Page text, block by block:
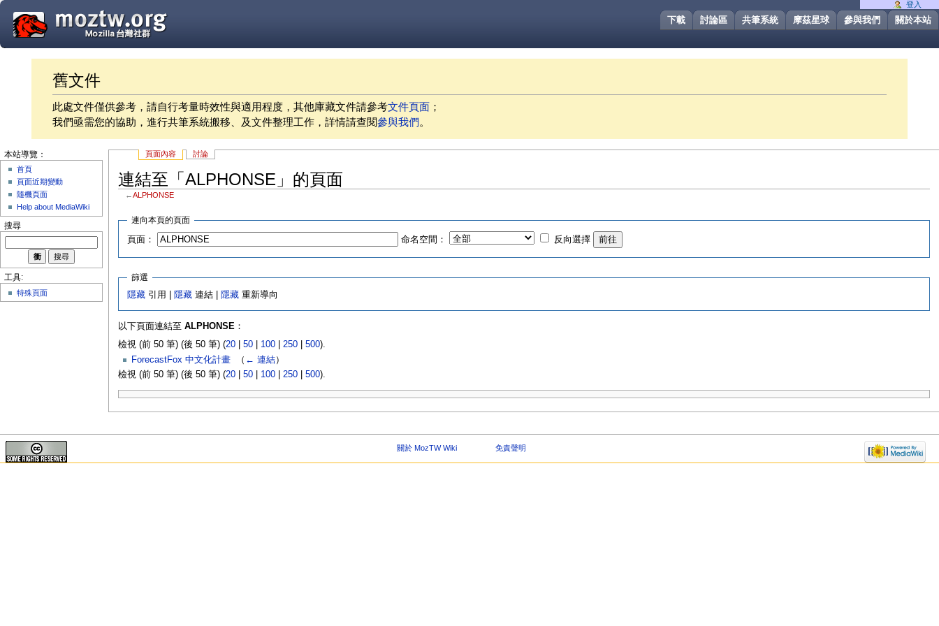
關於本站
參與我們
摩茲星球
共筆系統
討論區
下載
舊文件
此處文件僅供參考，請自行考量時效性與適用程度，其他庫藏文件請參考文件頁面 ；
我們亟需您的協助，進行共筆系統搬移、及文件整理工作，詳情請查閱參與我們。
頁面內容 討論
連結至「ALPHONSE」的頁面
←ALPHONSE
連向本頁的頁面
頁面： 命名空間： 反向選擇
篩選
隱藏 引用 | 隱藏 連結 | 隱藏 重新導向
以下頁面連結至 ALPHONSE：
檢視 (前 50 筆) (後 50 筆) (20| 50| 100| 250| 500).
ForecastFox 中文化計畫‎ （ ← 連結）
檢視 (前 50 筆) (後 50 筆) (20| 50| 100| 250| 500).
登入
本站導覽：
首頁
頁面近期變動
隨機頁面
Help about MediaWiki
搜尋
工具:
特殊頁面
關於 MozTW Wiki 免責聲明